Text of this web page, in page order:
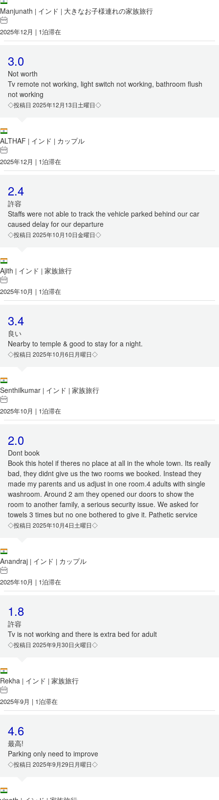
Manjunath | インド | 大きなお子様連れの家族旅行
2025年12月 | 1泊滞在
3.0
Not worth
Tv remote not working, light switch not working, bathroom flush
not working
◇投稿日 2025年12月13日土曜日◇
ALTHAF | インド | カップル
2025年12月 | 1泊滞在
2.4
許容
Staffs were not able to track the vehicle parked behind our car
caused delay for our departure
◇投稿日 2025年10月10日金曜日◇
Ajith | インド | 家族旅行
2025年10月 | 1泊滞在
3.4
良い
Nearby to temple & good to stay for a night.
◇投稿日 2025年10月6日月曜日◇
Senthilkumar | インド | 家族旅行
2025年10月 | 1泊滞在
2.0
Dont book
Book this hotel if theres no place at all in the whole town. Its really
bad, they didnt give us the two rooms we booked. Instead they
made my parents and us adjust in one room.4 adults with single
washroom. Around 2 am they opened our doors to show the
room to another family, a serious security issue. We asked for
towels 3 times but no one bothered to give it. Pathetic service
◇投稿日 2025年10月4日土曜日◇
Anandraj | インド | カップル
2025年10月 | 1泊滞在
1.8
許容
Tv is not working and there is extra bed for adult
◇投稿日 2025年9月30日火曜日◇
Rekha | インド | 家族旅行
2025年9月 | 1泊滞在
4.6
最高!
Parking only need to improve
◇投稿日 2025年9月29日月曜日◇